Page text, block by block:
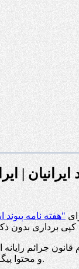
ایرانیان |
"هفته نامه پیوند
فصل سوم قانون جرائم
و محتوا پیگرد قانونی خواهد داشت.